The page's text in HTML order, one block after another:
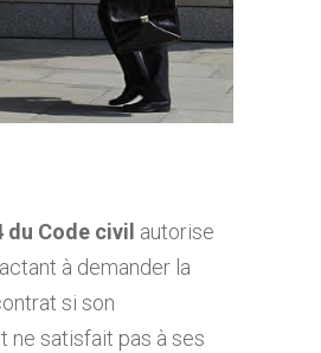
du Code civil autorise
à demander la
si son
ne satisfait pas à ses